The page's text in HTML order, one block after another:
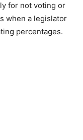
for not voting or
when a legislator
percentages.